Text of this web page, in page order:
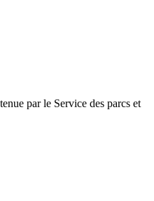
par le Service des parcs et